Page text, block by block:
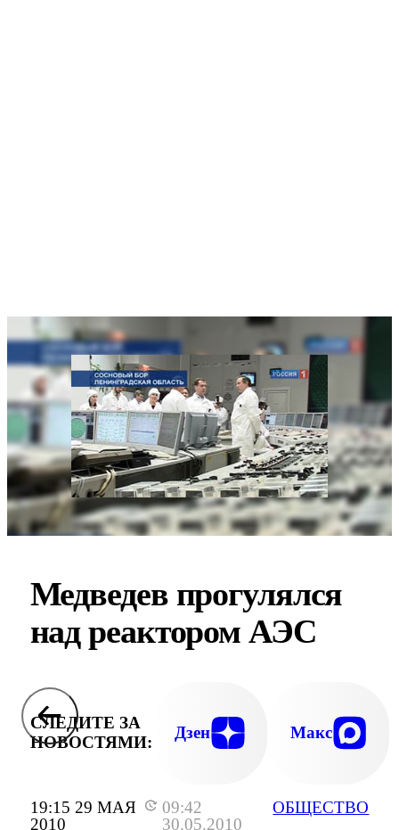
19:15 29 МАЯ
2010
09:42
30.05.2010
ОБЩЕСТВО
Медведев прогулялся
над реактором АЭС
СЛЕДИТЕ ЗА
НОВОСТЯМИ:
Дзен Макс